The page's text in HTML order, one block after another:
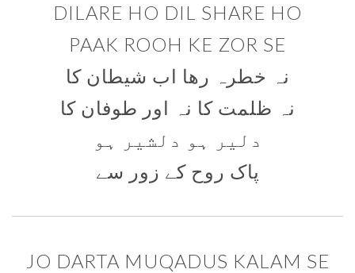
DILARE HO DIL SHARE HO
PAAK ROOH KE ZOR SE
نہ خطرہ رھا اب شیطان کا
نہ ظلمت کا نہ اور طوفان کا
دلیر ہو دلشیر ہو
پاک روح کے زور سے
JO DARTA MUQADUS KALAM SE